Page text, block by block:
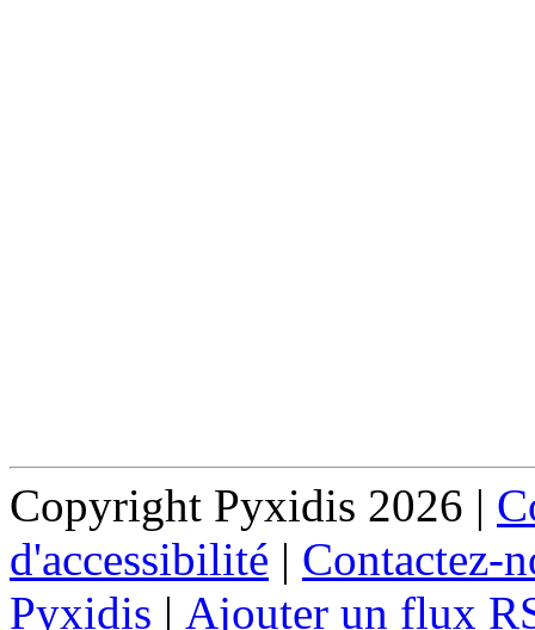
Copyright Pyxidis 2026 |
d'accessibilité | Contactez-
Pyxidis | Ajouter un flux